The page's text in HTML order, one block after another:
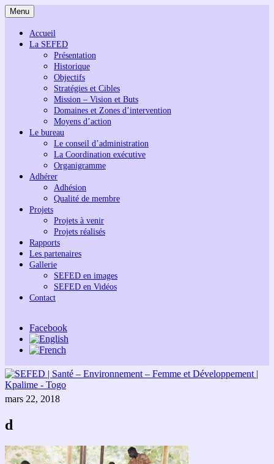
Menu
Accueil
La SEFED
Présentation
Historique
Objectifs
Stratégies et Cibles
Mission – Vision et Buts
Domaines et Zones d’intervention
Moyens d’action
Le bureau
Le conseil d’administration
La Coordination exécutive
Organigramme
Adhérer
Adhésion
Qualité de membre
Projets
Projets à venir
Projets réalisés
Rapports
Les partenaires
Gallerie
SEFED en images
SEFED en Vidéos
Contact
Facebook
mars 22, 2018
d